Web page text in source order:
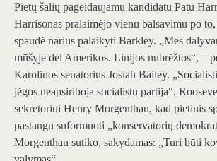
Pietų šalių pageidaujamu kandidatu Patu
Harrisonas pralaimėjo vienu balsavimu po
spaudė narius palaikyti Barkley. „Mes
mūšyje dėl Amerikos. Linijos nubrėžtos“, –
Karolinos senatorius Josiah Bailey.
jėgos neapsiriboja socialistų partija“.
sekretoriui Henry Morgenthau, kad pietinis
pastangų suformuoti „konservatorių
Morgenthau sutiko, sakydamas: „Turi būti